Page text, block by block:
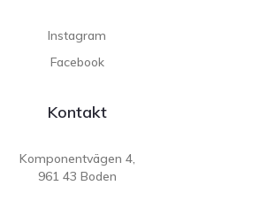
Instagram
Facebook
Kontakt
Komponentvägen 4,
961 43 Boden